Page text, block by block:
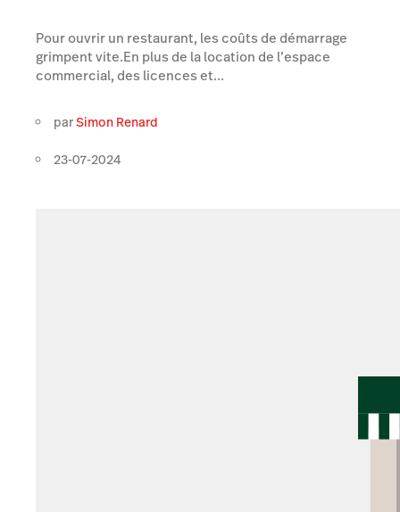
Pour ouvrir un restaurant, les coûts de démarrage
grimpent vite.En plus de la location de l’espace
commercial, des licences et...
parSimon Renard
23-07-2024